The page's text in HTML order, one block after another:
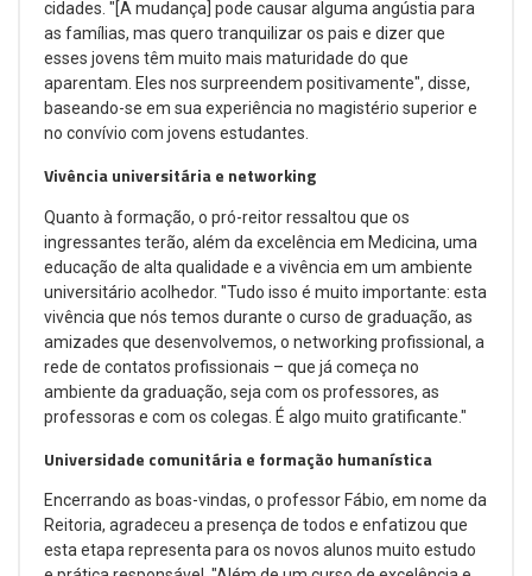
cidades. "[A mudança] pode causar alguma angústia para
as famílias, mas quero tranquilizar os pais e dizer que
esses jovens têm muito mais maturidade do que
aparentam. Eles nos surpreendem positivamente", disse,
baseando-se em sua experiência no magistério superior e
no convívio com jovens estudantes.
Vivência universitária e networking
Quanto à formação, o pró-reitor ressaltou que os
ingressantes terão, além da excelência em Medicina, uma
educação de alta qualidade e a vivência em um ambiente
universitário acolhedor. "Tudo isso é muito importante: esta
vivência que nós temos durante o curso de graduação, as
amizades que desenvolvemos, o networking profissional, a
rede de contatos profissionais – que já começa no
ambiente da graduação, seja com os professores, as
professoras e com os colegas. É algo muito gratificante."
Universidade comunitária e formação humanística
Encerrando as boas-vindas, o professor Fábio, em nome da
Reitoria, agradeceu a presença de todos e enfatizou que
esta etapa representa para os novos alunos muito estudo